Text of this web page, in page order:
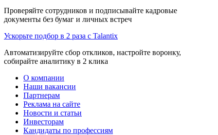
Проверяйте сотрудников и подписывайте кадровые
документы без бумаг и личных встреч
Ускорьте подбор в 2 раза с Talantix
Автоматизируйте сбор откликов, настройте воронку,
собирайте аналитику в 2 клика
О компании
Наши вакансии
Партнерам
Реклама на сайте
Новости и статьи
Инвесторам
Кандидаты по профессиям